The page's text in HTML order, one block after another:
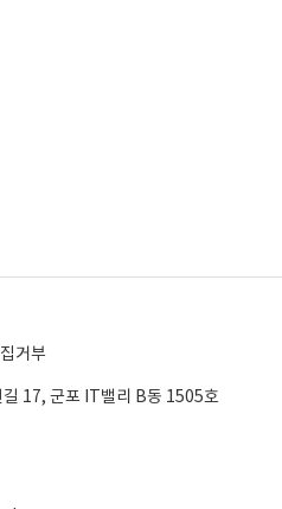
거부
17, 군포 IT밸리 B동 1505호